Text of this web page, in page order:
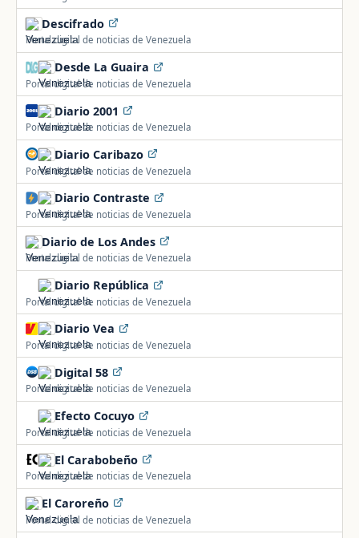
Descifrado
Portal digital de noticias de Venezuela
Desde La Guaira
Portal digital de noticias de Venezuela
Diario 2001
Portal digital de noticias de Venezuela
Diario Caribazo
Portal digital de noticias de Venezuela
Diario Contraste
Portal digital de noticias de Venezuela
Diario de Los Andes
Portal digital de noticias de Venezuela
Diario República
Portal digital de noticias de Venezuela
Diario Vea
Portal digital de noticias de Venezuela
Digital 58
Portal digital de noticias de Venezuela
Efecto Cocuyo
Portal digital de noticias de Venezuela
El Carabobeño
Portal digital de noticias de Venezuela
El Caroreño
Portal digital de noticias de Venezuela